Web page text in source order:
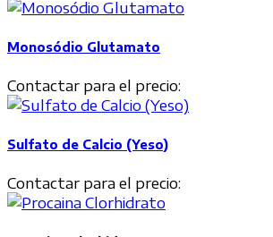
Monosódio Glutamato
Contactar para el precio:
Sulfato de Calcio (Yeso)
Contactar para el precio: